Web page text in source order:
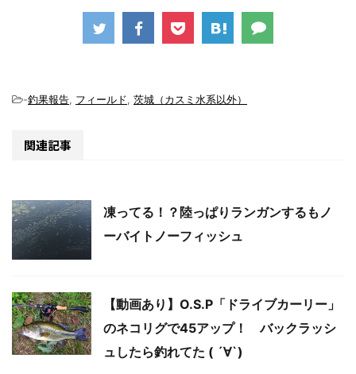
-釣果報告, フィールド, 茨城（カスミ水系以外）
関連記事
凍ってる！？陸っぱりランガンするもノ
ーバイトノーフィッシュ
【動画あり】O.S.P「ドライブカーリー」
のネコリグで45アップ！ バックラッシ
ュしたら釣れてた ( ´∀`)